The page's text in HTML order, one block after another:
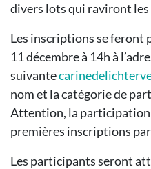
divers lots qui raviront
Les inscriptions se feront
11 décembre à 14h à
suivante
nom et la catégorie de
Attention, la
premières inscriptions
Les participants seront